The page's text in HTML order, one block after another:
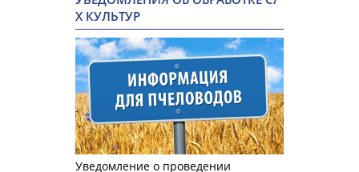
Х КУЛЬТУР
Уведомление о проведении